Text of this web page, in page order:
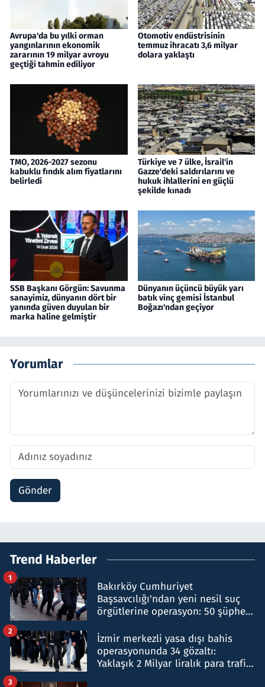
Avrupa'da bu yılki orman
yangınlarının ekonomik
zararının 19 milyar avroyu
geçtiği tahmin ediliyor
Otomotiv endüstrisinin
temmuz ihracatı 3,6 milyar
dolara yaklaştı
TMO, 2026-2027 sezonu
kabuklu fındık alım fiyatlarını
belirledi
Türkiye ve 7 ülke, İsrail'in
Gazze'deki saldırılarını ve
hukuk ihlallerini en güçlü
şekilde kınadı
SSB Başkanı Görgün: Savunma
sanayimiz, dünyanın dört bir
yanında güven duyulan bir
marka haline gelmiştir
Dünyanın üçüncü büyük yarı
batık vinç gemisi İstanbul
Boğazı'ndan geçiyor
Yorumlar
Gönder
Trend Haberler
Bakırköy Cumhuriyet
Başsavcılığı'ndan yeni nesil suç
örgütlerine operasyon: 50 şüpheli
1
İzmir merkezli yasa dışı bahis
operasyonunda 34 gözaltı:
Yaklaşık 2 Milyar liralık para trafiği
2
3